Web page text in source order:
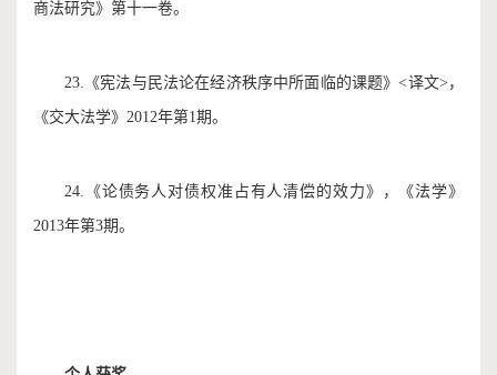
商法研究》第十一卷。
23.《宪法与民法论在经济秩序中所面临的课题》<译文>，
《交大法学》2012年第1期。
24.《论债务人对债权准占有人清偿的效力》，《法学》
2013年第3期。